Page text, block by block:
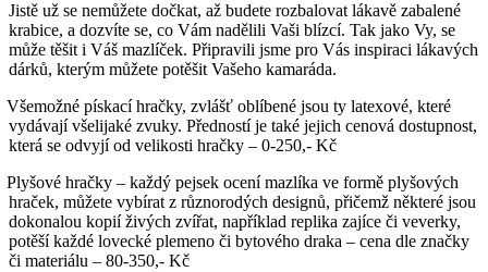
Jistě už se nemůžete dočkat, až budete rozbalovat lákavě zabalené
krabice, a dozvíte se, co Vám nadělili Vaši blízcí. Tak jako Vy, se
může těšit i Váš mazlíček. Připravili jsme pro Vás inspiraci lákavých
dárků, kterým můžete potěšit Vašeho kamaráda.
Všemožné pískací hračky, zvlášť oblíbené jsou ty latexové, které
vydávají všelijaké zvuky. Předností je také jejich cenová dostupnost,
která se odvyjí od velikosti hračky – 0-250,- Kč
Plyšové hračky – každý pejsek ocení mazlíka ve formě plyšových
hraček, můžete vybírat z různorodých designů, přičemž některé jsou
dokonalou kopií živých zvířat, například replika zajíce či veverky,
potěší každé lovecké plemeno či bytového draka – cena dle značky
či materiálu – 80-350,- Kč